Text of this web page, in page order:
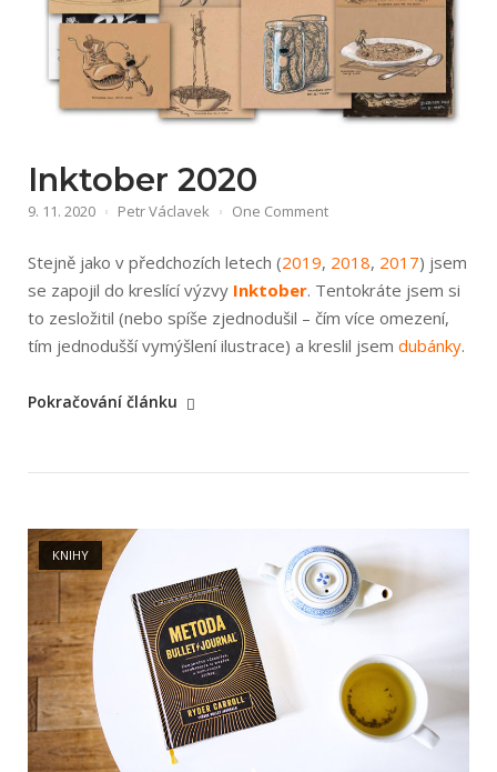
Inktober 2020
9. 11. 2020 Petr Václavek One Comment
Stejně jako v předchozích letech (2019, 2018, 2017) jsem
se zapojil do kreslící výzvy Inktober. Tentokráte jsem si
to zesložitil (nebo spíše zjednodušil – čím více omezení,
tím jednodušší vymýšlení ilustrace) a kreslil jsem dubánky.
„Inktober
Pokračování článku
KNIHY
Open post